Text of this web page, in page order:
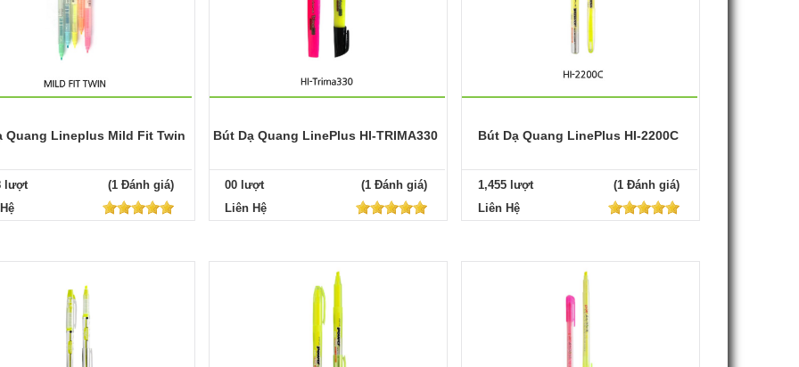
Quang Lineplus Mild Fit Twin
lượt
(1 Đánh giá)
Bút Dạ Quang LinePlus HI-TRIMA330
00 lượt
(1 Đánh giá)
Liên Hệ
Bút Dạ Quang LinePlus HI-2200C
1,455 lượt
(1 Đánh giá)
Liên Hệ